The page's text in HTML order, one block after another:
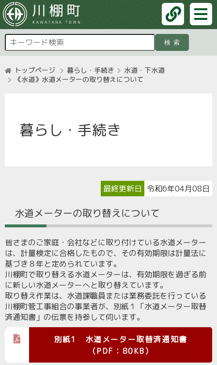
検索
トップページ 暮らし・手続き
水道・下水道
《水道》水道メーターの取り替えについて
暮らし・手続き
最終更新日 令和6年04月08日
水道メーターの取り替えについて
皆さまのご家庭・会社などに取り付けている水道メーター
は、計量検定に合格したもので、その有効期限は計量法に
基づき８年と定められています。
川棚町で取り替える水道メーターは、有効期限を過ぎる前
に新しい水道メーターへと取り替えています。
取り替え作業は、水道課職員または業務委託を行っている
川棚町管工事組合の事業者が、別紙１「水道メーター取替
済通知書」の伝票を持参して伺います。
別紙1 水道メーター取替済通知書
（PDF：80KB）